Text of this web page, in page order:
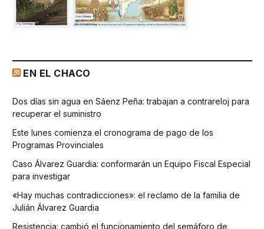
EN EL CHACO
Dos días sin agua en Sáenz Peña: trabajan a contrareloj para
recuperar el suministro
Este lunes comienza el cronograma de pago de los
Programas Provinciales
Caso Álvarez Guardia: conformarán un Equipo Fiscal Especial
para investigar
«Hay muchas contradicciones»: el reclamo de la familia de
Julián Álvarez Guardia
Resistencia: cambió el funcionamiento del semáforo de